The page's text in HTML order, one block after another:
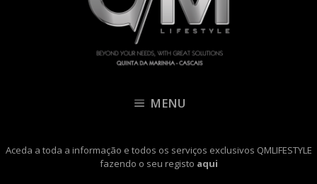
MENU
Aceda a toda a informação e todos os serviços exclusivos QMLIFESTYLE
fazendo o seu registo aqui